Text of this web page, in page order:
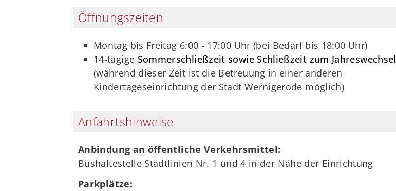
Öffnungszeiten
Montag bis Freitag 6:00 - 17:00 Uhr (bei Bedarf bis 18:00 Uhr)
14-tägige Sommerschließzeit sowie Schließzeit zum Jahreswechsel
(während dieser Zeit ist die Betreuung in einer anderen
Kindertageseinrichtung der Stadt Wernigerode möglich)
Anfahrtshinweise
Anbindung an öffentliche Verkehrsmittel:
Bushaltestelle Stadtlinien Nr. 1 und 4 in der Nähe der Einrichtung
Parkplätze: